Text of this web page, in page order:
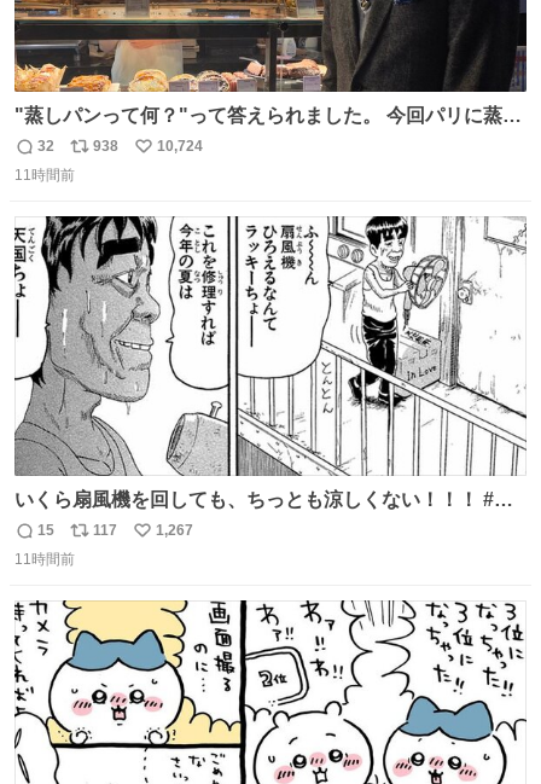
"蒸しパンって何？"って答えられました。 今回パリに蒸し
パンがなかった。😭😢
返
信
32
リ
ポ
ト
数
938
い
数
10,724
11時間前
いくら扇風機を回しても、ちっとも涼しくない！！！ #浦
安鉄筋家族
返
信
15
リ
ポ
ト
数
117
い
1,267
11時間前